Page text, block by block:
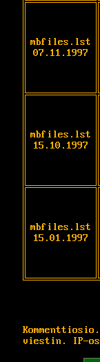
mbfiles.lst
07.11.1997
mbfiles.lst
15.10.1997
mbfiles.lst
15.01.1997
viestin. IP-